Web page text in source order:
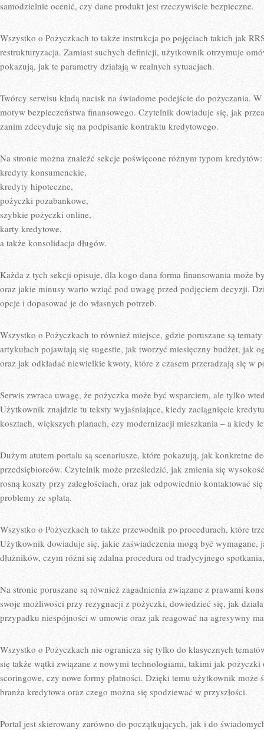
samodzielnie ocenić, czy dane produkt jest rzeczywiście bezpieczne.
Wszystko o Pożyczkach to także instrukcja po pojęciach takich jak
restrukturyzacja. Zamiast suchych definicji, użytkownik otrzymuje
pokazują, jak te parametry działają w realnych sytuacjach.
Twórcy serwisu kładą nacisk na świadome podejście do pożyczania.
motyw bezpieczeństwa finansowego. Czytelnik dowiaduje się, jak
zanim zdecyduje się na podpisanie kontraktu kredytowego.
Na stronie można znaleźć sekcje poświęcone różnym typom kredytów:
kredyty konsumenckie,
kredyty hipoteczne,
pożyczki pozabankowe,
szybkie pożyczki online,
karty kredytowe,
a także konsolidacja długów.
Każda z tych sekcji opisuje, dla kogo dana forma finansowania może
oraz jakie minusy warto wziąć pod uwagę przed podjęciem decyzji.
opcje i dopasować je do własnych potrzeb.
Wszystko o Pożyczkach to również miejsce, gdzie poruszane są
artykułach pojawiają się sugestie, jak tworzyć miesięczny budżet, jak
oraz jak odkładać niewielkie kwoty, które z czasem przeradzają się w
Serwis zwraca uwagę, że pożyczka może być wsparciem, ale tylko
Użytkownik znajdzie tu teksty wyjaśniające, kiedy zaciągnięcie
kosztach, większych planach, czy modernizacji mieszkania – a kiedy
Dużym atutem portalu są scenariusze, które pokazują, jak konkretne
przedsiębiorców. Czytelnik może prześledzić, jak zmienia się
rosną koszty przy zaległościach, oraz jak odpowiednio kontaktować
problemy ze spłatą.
Wszystko o Pożyczkach to także przewodnik po procedurach, które
Użytkownik dowiaduje się, jakie zaświadczenia mogą być wymagane,
dłużników, czym różni się zdalna procedura od tradycyjnego
Na stronie poruszane są również zagadnienia związane z prawami
swoje możliwości przy rezygnacji z pożyczki, dowiedzieć się, jak
przypadku niespójności w umowie oraz jak reagować na agresywny
Wszystko o Pożyczkach nie ogranicza się tylko do klasycznych
się także wątki związane z nowymi technologiami, takimi jak pożyczki
scoringowe, czy nowe formy płatności. Dzięki temu użytkownik
branża kredytowa oraz czego można się spodziewać w przyszłości.
Portal jest skierowany zarówno do początkujących, jak i do